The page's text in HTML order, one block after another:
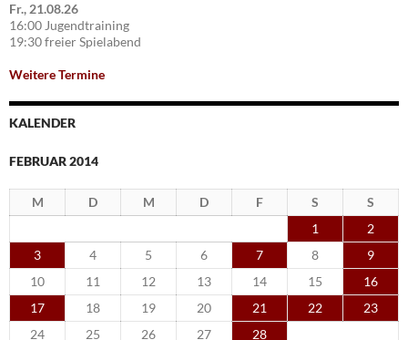
Fr., 21.08.26
16:00 Jugendtraining
19:30 freier Spielabend
Weitere Termine
KALENDER
FEBRUAR 2014
M D M D F S
S
1
2
3
4 5 6 7 8
9
10
11 12 13 14 15
16
17
18 19 20 21 22
23
24
25 26 27
28